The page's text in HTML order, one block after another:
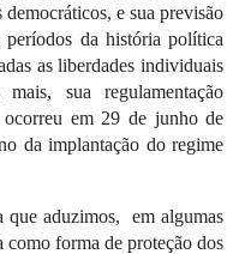
e sua previsão
da história política
as liberdades individuais
sua regulamentação
em 29 de junho de
da implantação do regime
que aduzimos,
em algumas
forma de proteção dos